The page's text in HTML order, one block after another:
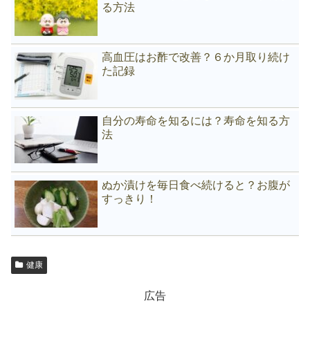
る方法
高血圧はお酢で改善？６か月取り続け
た記録
自分の寿命を知るには？寿命を知る方
法
ぬか漬けを毎日食べ続けると？お腹が
すっきり！
健康
広告